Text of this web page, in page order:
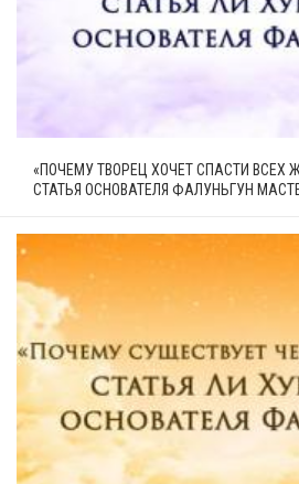
«ПОЧЕМУ ТВОРЕЦ ХОЧЕТ СПАСТИ ВСЕХ
СТАТЬЯ ОСНОВАТЕЛЯ ФАЛУНЬГУН